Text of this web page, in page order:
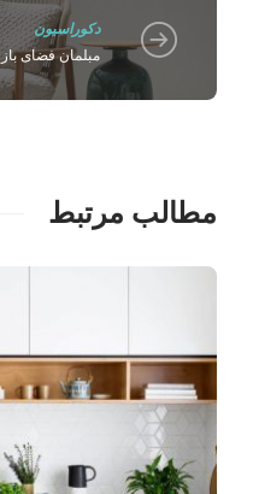
دکوراسیون
مبلمان فضای باز
مطالب مرتبط